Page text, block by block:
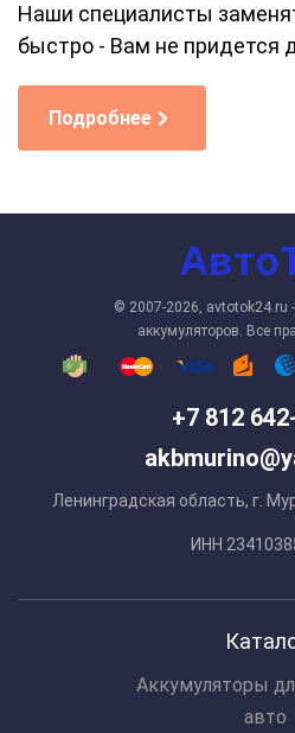
Наши специалисты
быстро - Вам не придется
Подробнее
+7 812
Ленинградская область, г.
ИНН
© 2007-2026, avtotok24.ru -
аккумуляторов. Все
Аккумуляторы
авто